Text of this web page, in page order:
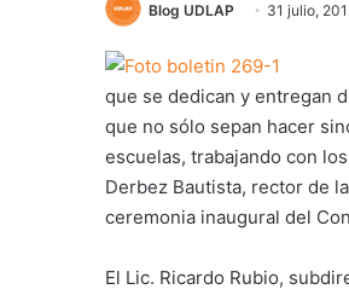
Blog UDLAP 31 julio,
que se dedican y entregan
que no sólo sepan hacer
escuelas, trabajando con
Derbez Bautista, rector de
ceremonia inaugural del
El Lic. Ricardo Rubio,